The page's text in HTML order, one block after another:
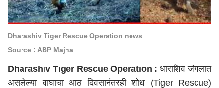
Dharashiv Tiger Rescue Operation news
Source : ABP Majha
Dharashiv Tiger Rescue Operation : धाराशिव जंगलात
असलेल्या वाघाचा आठ दिवसानंतरही शोध (Tiger Rescue)